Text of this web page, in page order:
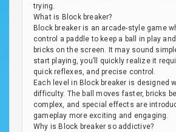
trying.
What is Block breaker?
Block breaker is an arcade-style game
control a paddle to keep a ball in play
bricks on the screen. It may sound
start playing, you’ll quickly realize it
quick reflexes, and precise control.
Each level in Block breaker is designed
difficulty. The ball moves faster, bricks
complex, and special effects are
gameplay more exciting and engaging.
Why is Block breaker so addictive?